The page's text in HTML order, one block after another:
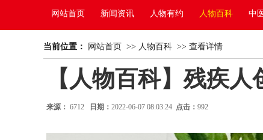
网站首页 新闻资讯 人物有约 人物百科 中
当前位置： 网站首页 >> 人物百科 >> 查看详情
【人物百科】残疾
来源： 6712 日期： 2022-06-07 08:03:24 点击： 992